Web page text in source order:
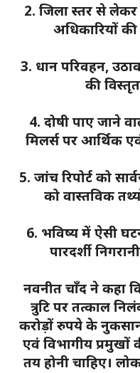
2. जिला स्तर से लेकर
अधिकारियों
3. धान परिवहन,
की
4. दोषी पाए जाने
मिलर्स पर आर्थिक
5. जांच रिपोर्ट को
को वास्तविक
6. भविष्य में ऐसी
पारदर्शी
नवनीत चाँद ने कहा
त्रुटि पर तत्काल
करोड़ों रुपये के
एवं विभागीय
तय होनी चाहिए।